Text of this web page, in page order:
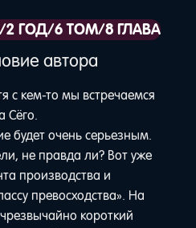
2 ГОД/6 ТОМ/8 ГЛАВА
автора
с кем-то мы встречаемся
Сёго.
будет очень серьезным.
не правда ли? Вот уже
производства и
превосходства». На
короткий